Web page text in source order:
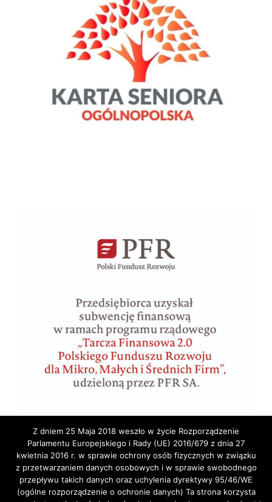
Z dniem 25 Maja 2018 weszło w życie Rozporządzenie
Parlamentu Europejskiego i Rady (UE) 2016/679 z dnia 27
kwietnia 2016 r. w sprawie ochrony osób fizycznych w związku
z przetwarzaniem danych osobowych i w sprawie swobodnego
przepływu takich danych oraz uchylenia dyrektywy 95/46/WE
(ogólne rozporządzenie o ochronie danych) Ta strona korzysta